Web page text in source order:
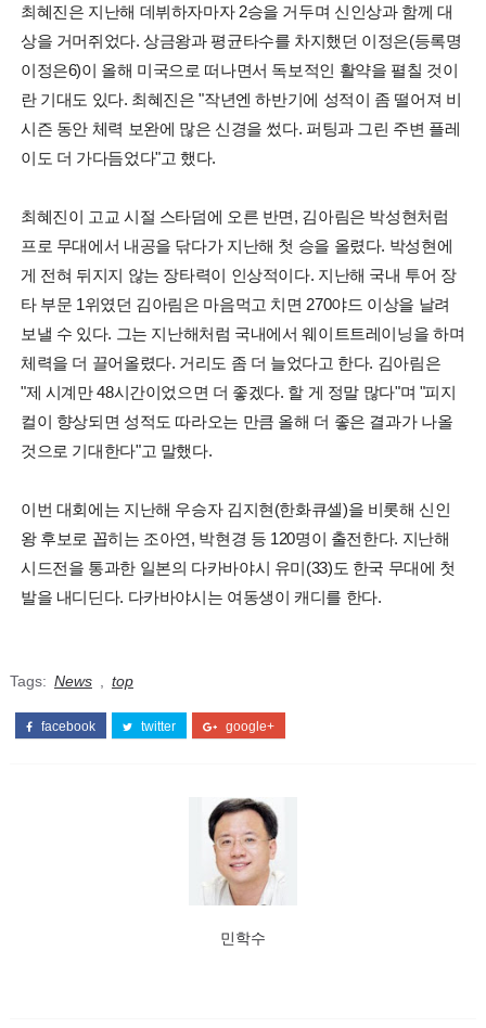
최혜진은 지난해 데뷔하자마자 2승을 거두며 신인상과 함께 대
상을 거머쥐었다. 상금왕과 평균타수를 차지했던 이정은(등록명
이정은6)이 올해 미국으로 떠나면서 독보적인 활약을 펼칠 것이
란 기대도 있다. 최혜진은 "작년엔 하반기에 성적이 좀 떨어져 비
시즌 동안 체력 보완에 많은 신경을 썼다. 퍼팅과 그린 주변 플레
이도 더 가다듬었다"고 했다.
최혜진이 고교 시절 스타덤에 오른 반면, 김아림은 박성현처럼
프로 무대에서 내공을 닦다가 지난해 첫 승을 올렸다. 박성현에
게 전혀 뒤지지 않는 장타력이 인상적이다. 지난해 국내 투어 장
타 부문 1위였던 김아림은 마음먹고 치면 270야드 이상을 날려
보낼 수 있다. 그는 지난해처럼 국내에서 웨이트트레이닝을 하며
체력을 더 끌어올렸다. 거리도 좀 더 늘었다고 한다. 김아림은
"제 시계만 48시간이었으면 더 좋겠다. 할 게 정말 많다"며 "피지
컬이 향상되면 성적도 따라오는 만큼 올해 더 좋은 결과가 나올
것으로 기대한다"고 말했다.
이번 대회에는 지난해 우승자 김지현(한화큐셀)을 비롯해 신인
왕 후보로 꼽히는 조아연, 박현경 등 120명이 출전한다. 지난해
시드전을 통과한 일본의 다카바야시 유미(33)도 한국 무대에 첫
발을 내디딘다. 다카바야시는 여동생이 캐디를 한다.
Tags: News top
facebook twitter google+
민학수